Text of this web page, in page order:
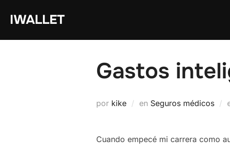
IWALLET
Gastos
por kike en Seguros médicos
Cuando empecé mi carrera como